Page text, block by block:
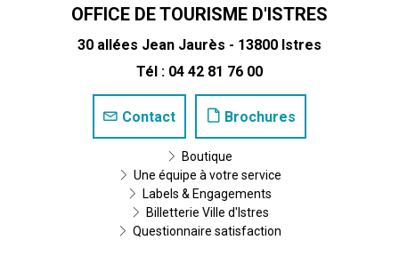
OFFICE DE TOURISME D'ISTRES
30 allées Jean Jaurès - 13800 Istres
Tél : 04 42 81 76 00
Contact Brochures
Boutique
Une équipe à votre service
Labels & Engagements
Billetterie Ville d'Istres
Questionnaire satisfaction